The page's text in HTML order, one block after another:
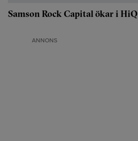
Samson Rock Capital ökar i HiQ
ANNONS